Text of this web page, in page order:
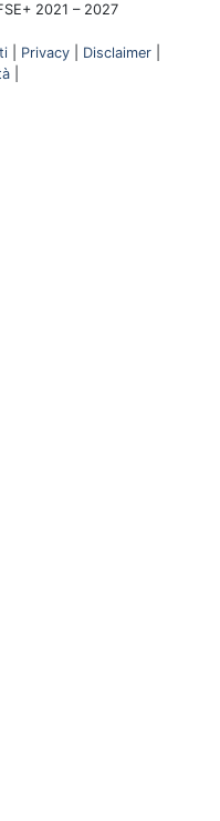
2021 – 2027
Privacy Disclaimer